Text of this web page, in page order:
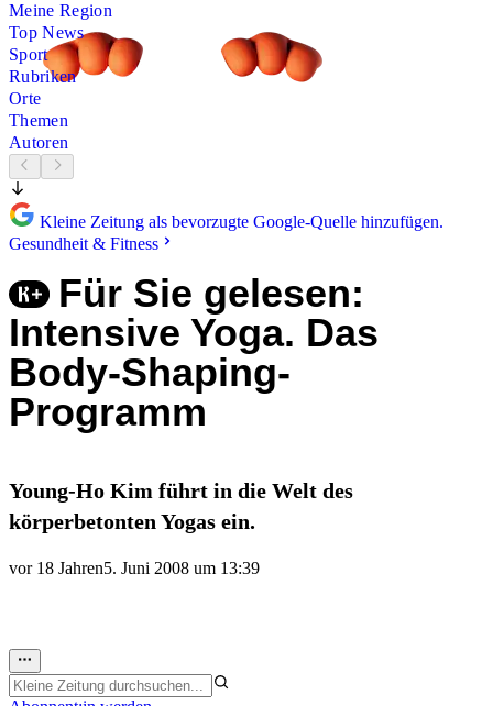
Meine Region
Top News
Sport
Rubriken
Orte
Themen
Autoren
Kleine Zeitung als bevorzugte Google-Quelle hinzufügen.
Gesundheit & Fitness
Für Sie gelesen:
Intensive Yoga. Das
Body-Shaping-
Programm
Young-Ho Kim führt in die Welt des
körperbetonten Yogas ein.
vor 18 Jahren5. Juni 2008 um 13:39